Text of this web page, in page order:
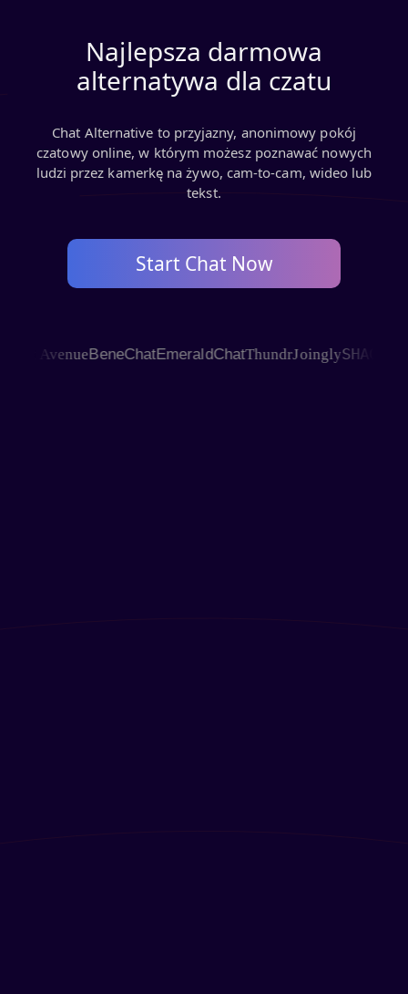
Najlepsza darmowa
alternatywa dla czatu
Chat Alternative to przyjazny, anonimowy pokój
czatowy online, w którym możesz poznawać nowych
ludzi przez kamerkę na żywo, cam-to-cam, wideo lub
tekst.
Start Chat Now
AvenueBeneChatEmeraldChatThundrJoinglySHAGLE